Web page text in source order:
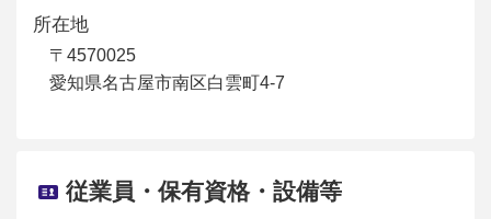
所在地
〒4570025
愛知県名古屋市南区白雲町4-7
従業員・保有資格・設備等